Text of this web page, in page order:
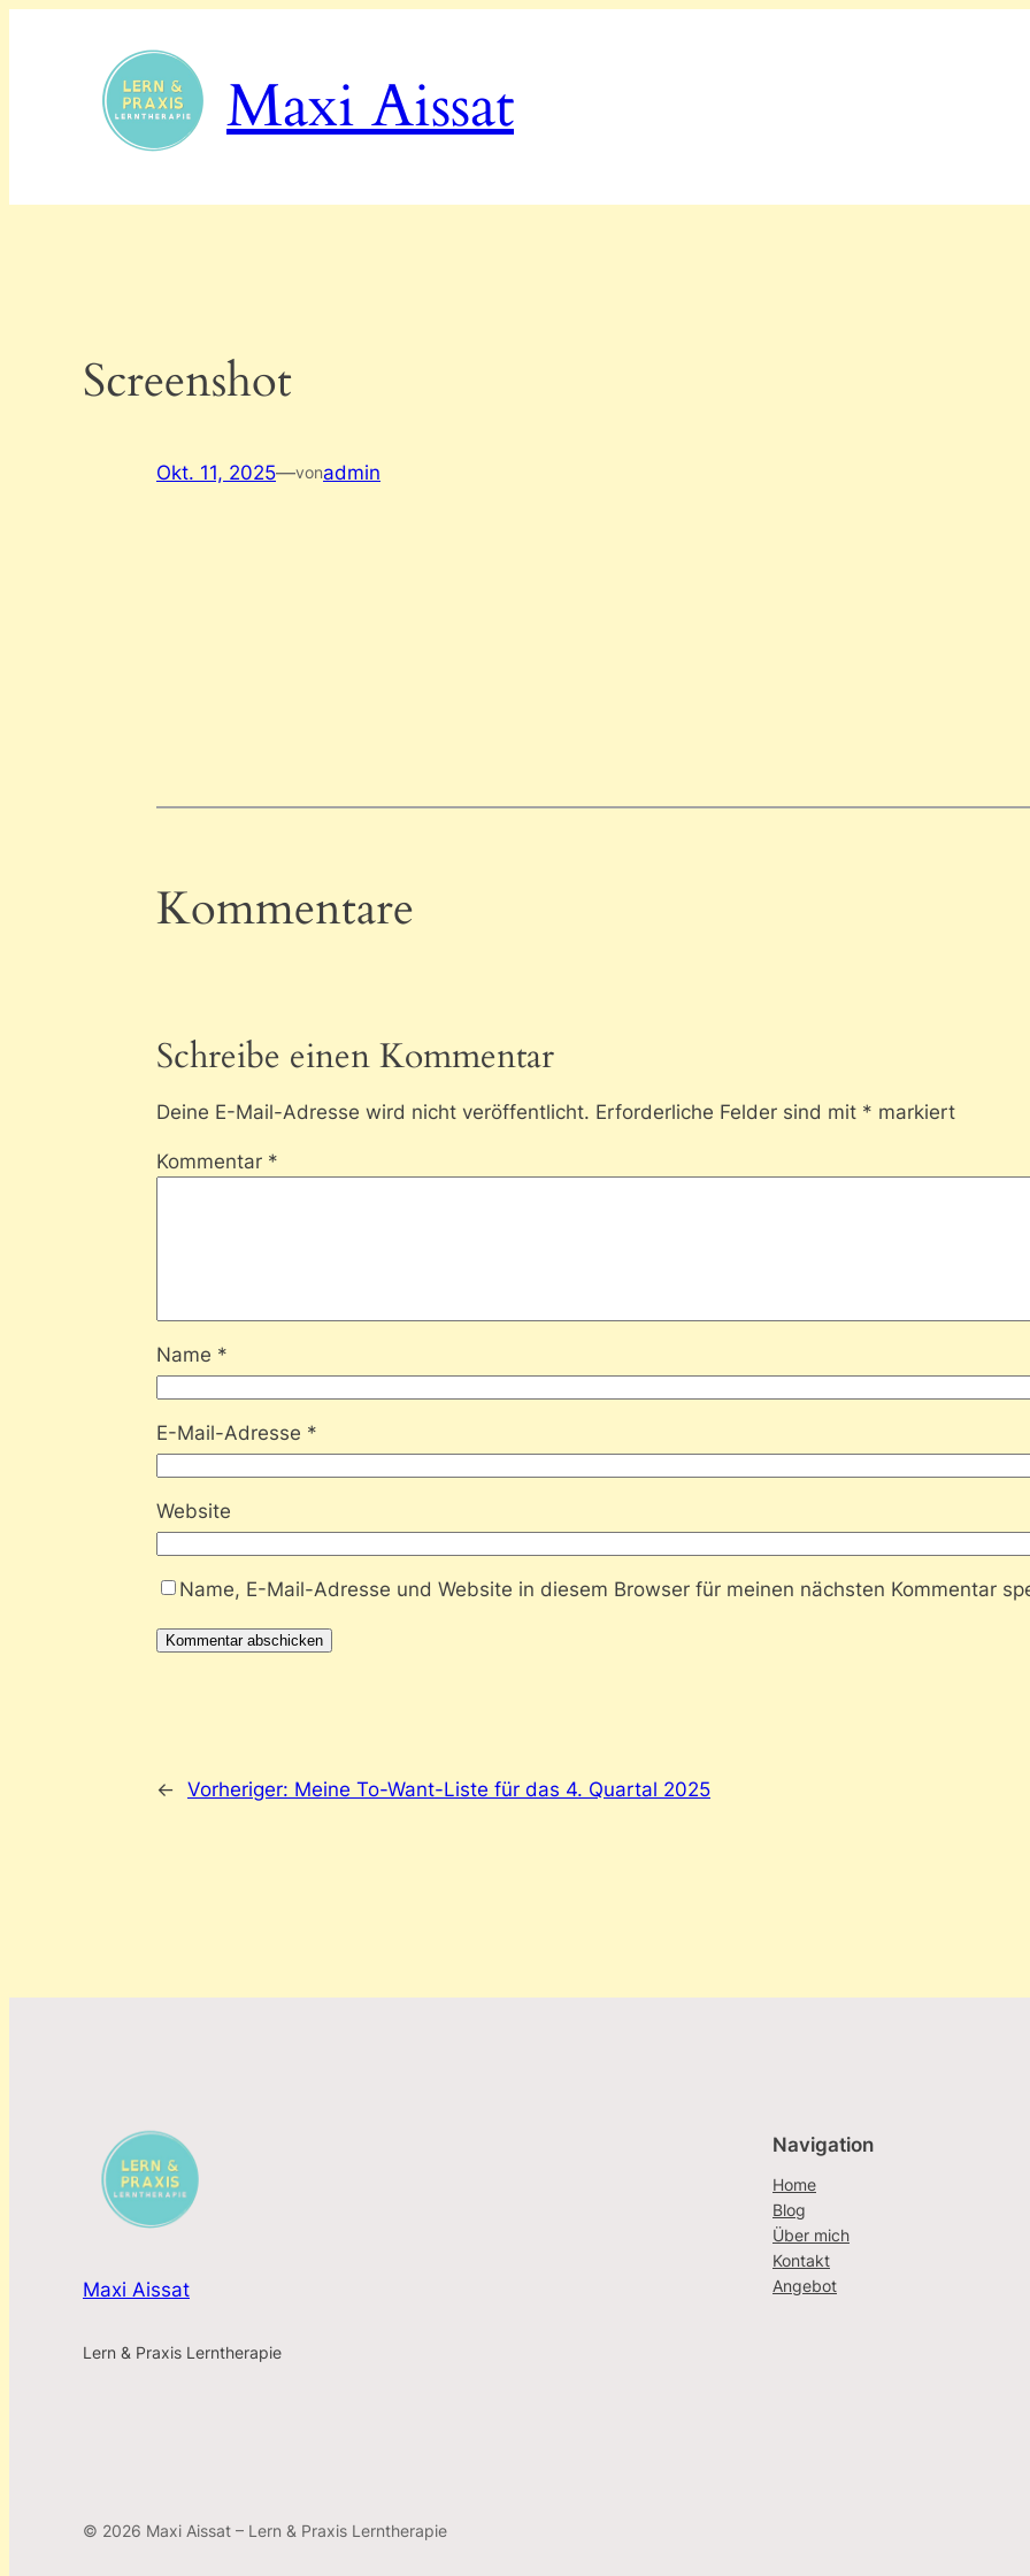
Maxi Aissat
Screenshot
Okt. 11, 2025—vonadmin
Kommentare
Schreibe einen Kommentar
Deine E-Mail-Adresse wird nicht veröffentlicht. Erforderliche Felder sind mit * markiert
Kommentar *
Name *
E-Mail-Adresse *
Website
Name, E-Mail-Adresse und Website in diesem Browser für meinen nächsten Kommentar
← Vorheriger: Meine To-Want-Liste für das 4. Quartal 2025
Maxi Aissat
Lern & Praxis Lerntherapie
Navigation
Home
Blog
Über mich
Kontakt
Angebot
© 2026 Maxi Aissat – Lern & Praxis Lerntherapie